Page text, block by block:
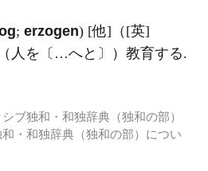
; erzogen) [他]（[英]
人を〔…へと〕）教育する.
ブ独和・和独辞典（独和の部）
・和独辞典（独和の部）につい